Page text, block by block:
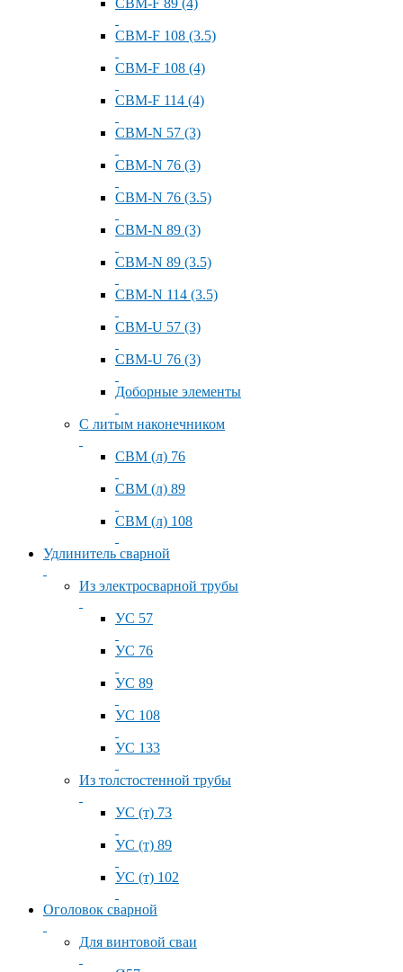
СВМ-F 89 (4)
СВМ-F 108 (3.5)
СВМ-F 108 (4)
СВМ-F 114 (4)
СВМ-N 57 (3)
СВМ-N 76 (3)
СВМ-N 76 (3.5)
СВМ-N 89 (3)
СВМ-N 89 (3.5)
СВМ-N 114 (3.5)
СВМ-U 57 (3)
СВМ-U 76 (3)
Доборные элементы
С литым наконечником
СВМ (л) 76
СВМ (л) 89
СВМ (л) 108
Удлинитель сварной
Из электросварной трубы
УС 57
УС 76
УС 89
УС 108
УС 133
Из толстостенной трубы
УС (т) 73
УС (т) 89
УС (т) 102
Оголовок сварной
Для винтовой сваи